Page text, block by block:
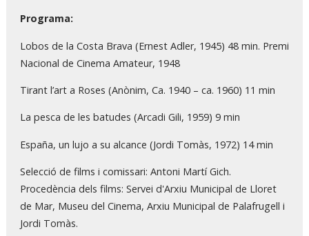
Programa:
Lobos de la Costa Brava (Ernest Adler, 1945) 48 min. Premi
Nacional de Cinema Amateur, 1948
Tirant l’art a Roses (Anònim, Ca. 1940 – ca. 1960) 11 min
La pesca de les batudes (Arcadi Gili, 1959) 9 min
España, un lujo a su alcance (Jordi Tomàs, 1972) 14 min
Selecció de films i comissari: Antoni Martí Gich.
Procedència dels films: Servei d'Arxiu Municipal de Lloret
de Mar, Museu del Cinema, Arxiu Municipal de Palafrugell i
Jordi Tomàs.